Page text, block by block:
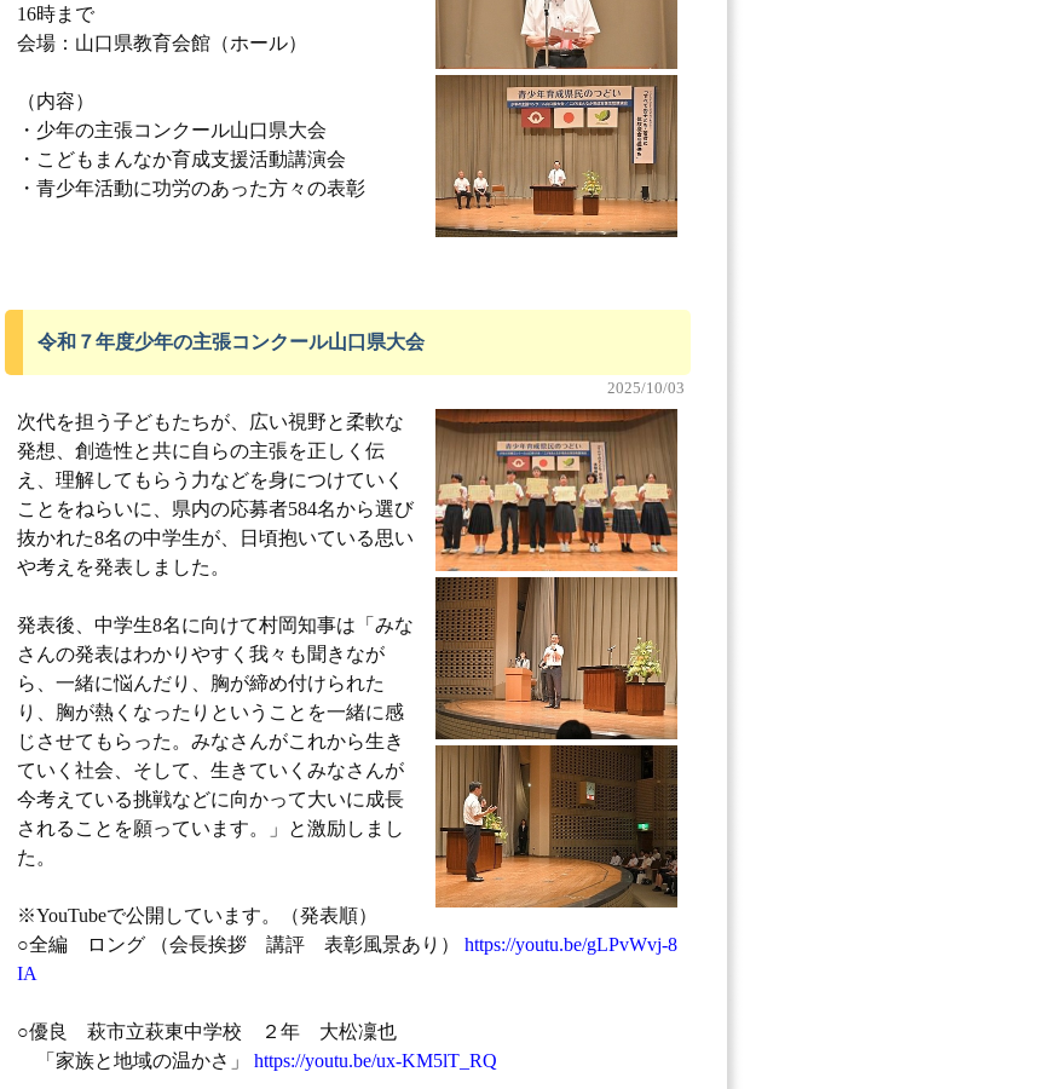
16時まで
会場：山口県教育会館（ホール）
（内容）
・少年の主張コンクール山口県大会
・こどもまんなか育成支援活動講演会
・青少年活動に功労のあった方々の表彰
令和７年度少年の主張コンクール山口県大会
2025/10/03
次代を担う子どもたちが、広い視野と柔軟な
発想、創造性と共に自らの主張を正しく伝
え、理解してもらう力などを身につけていく
ことをねらいに、県内の応募者584名から選び
抜かれた8名の中学生が、日頃抱いている思い
や考えを発表しました。
発表後、中学生8名に向けて村岡知事は「みな
さんの発表はわかりやすく我々も聞きなが
ら、一緒に悩んだり、胸が締め付けられた
り、胸が熱くなったりということを一緒に感
じさせてもらった。みなさんがこれから生き
ていく社会、そして、生きていくみなさんが
今考えている挑戦などに向かって大いに成長
されることを願っています。」と激励しまし
た。
※YouTubeで公開しています。（発表順）
○全編 ロング （会長挨拶 講評 表彰風景あり） https://youtu.be/gLPvWvj-8
IA
○優良 萩市立萩東中学校 ２年 大松凜也
「家族と地域の温かさ」 https://youtu.be/ux-KM5lT_RQ